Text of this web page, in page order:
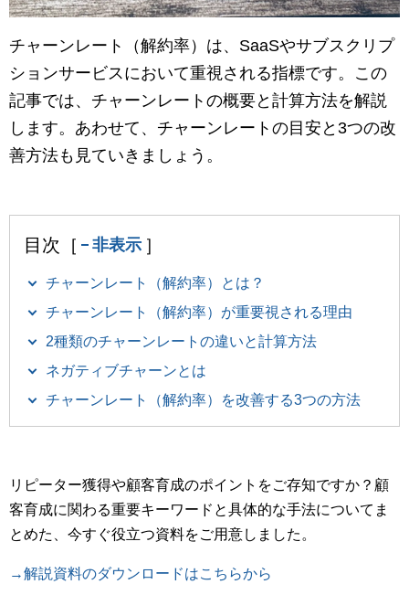
創業の想い
沿革
ビジョン・ミッション・バリュー
チャーンレート（解約率）は、SaaSやサブスクリプ
ションサービスにおいて重視される指標です。この
記事では、チャーンレートの概要と計算方法を解説
します。あわせて、チャーンレートの目安と3つの改
善方法も見ていきましょう。
目次［ 非表示 ］
チャーンレート（解約率）とは？
チャーンレート（解約率）が重要視される理由
2種類のチャーンレートの違いと計算方法
ネガティブチャーンとは
チャーンレート（解約率）を改善する3つの方法
リピーター獲得や顧客育成のポイントをご存知ですか？顧
客育成に関わる重要キーワードと具体的な手法についてま
とめた、今すぐ役立つ資料をご用意しました。
→解説資料のダウンロードはこちらから